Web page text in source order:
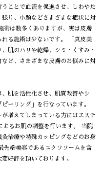
ことで血流を促進させ、しわやた
り、小顔などさまざまな症状に対
術は数多くありますが、実は皮膚
る施術は少ないです。 「真皮美
肌のハリや乾燥、シミ・くすみ・
ど、さまざまな皮膚のお悩みに対
肌を活性化させ、肌質改善やシ
ーリング」を行なっています。
増えてしまっている方にはエステ
よるお肌の調整を行います。 当院
治療や特殊カッピングなどのお身
先端美容であるエクソソームを含
好評を頂いております。